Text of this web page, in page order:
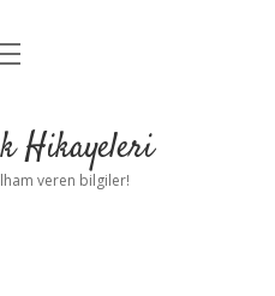
Uyarı
Hikayeleri
veren bilgiler!